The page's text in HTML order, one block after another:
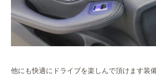
他にも快適にドライブを楽しんで頂けます装